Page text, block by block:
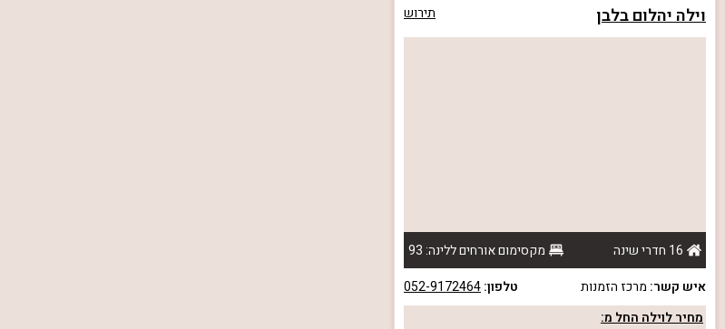
וילה יהלום בלבן תירוש
16 חדרי שינה
מקסימום אורחים ללינה: 93
איש קשר: מרכז הזמנות טלפון:052-9172464
מחיר לוילה החל מ: